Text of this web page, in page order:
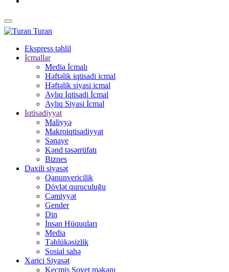
Turan
Ekspress təhlil
İcmallar
Media İcmalı
Həftəlik iqtisadi icmal
Həftəlik siyasi icmal
Aylıq İqtisadi İcmal
Aylıq Siyasi İcmal
İqtisadiyyat
Maliyyə
Makroiqtisadiyyat
Sənaye
Kənd təsərrüfatı
Biznes
Daxili siyasət
Qanunvericilik
Dövlət quruculuğu
Cəmiyyət
Gender
Din
İnsan Hüquqları
Media
Təhlükəsizlik
Sosial sahə
Xarici Siyasət
Keçmiş Sovet məkanı